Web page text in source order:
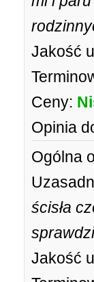
Jakość
Ceny:
Opinia
Ogólna
ścisła
Jakość